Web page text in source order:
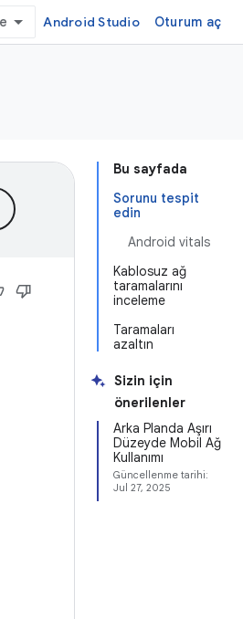
Android Studio Oturum aç
Bu sayfada
Sorunu tespit
edin
Android vitals
Kablosuz ağ
taramalarını
inceleme
Taramaları
azaltın
Sizin için
önerilenler
Arka Planda Aşırı
Düzeyde Mobil Ağ
Kullanımı
Güncellenme tarihi:
Jul 27, 2025